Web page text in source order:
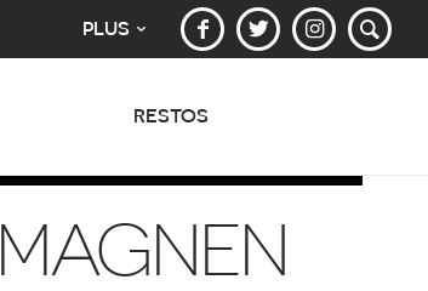
PLUS
RESTOS